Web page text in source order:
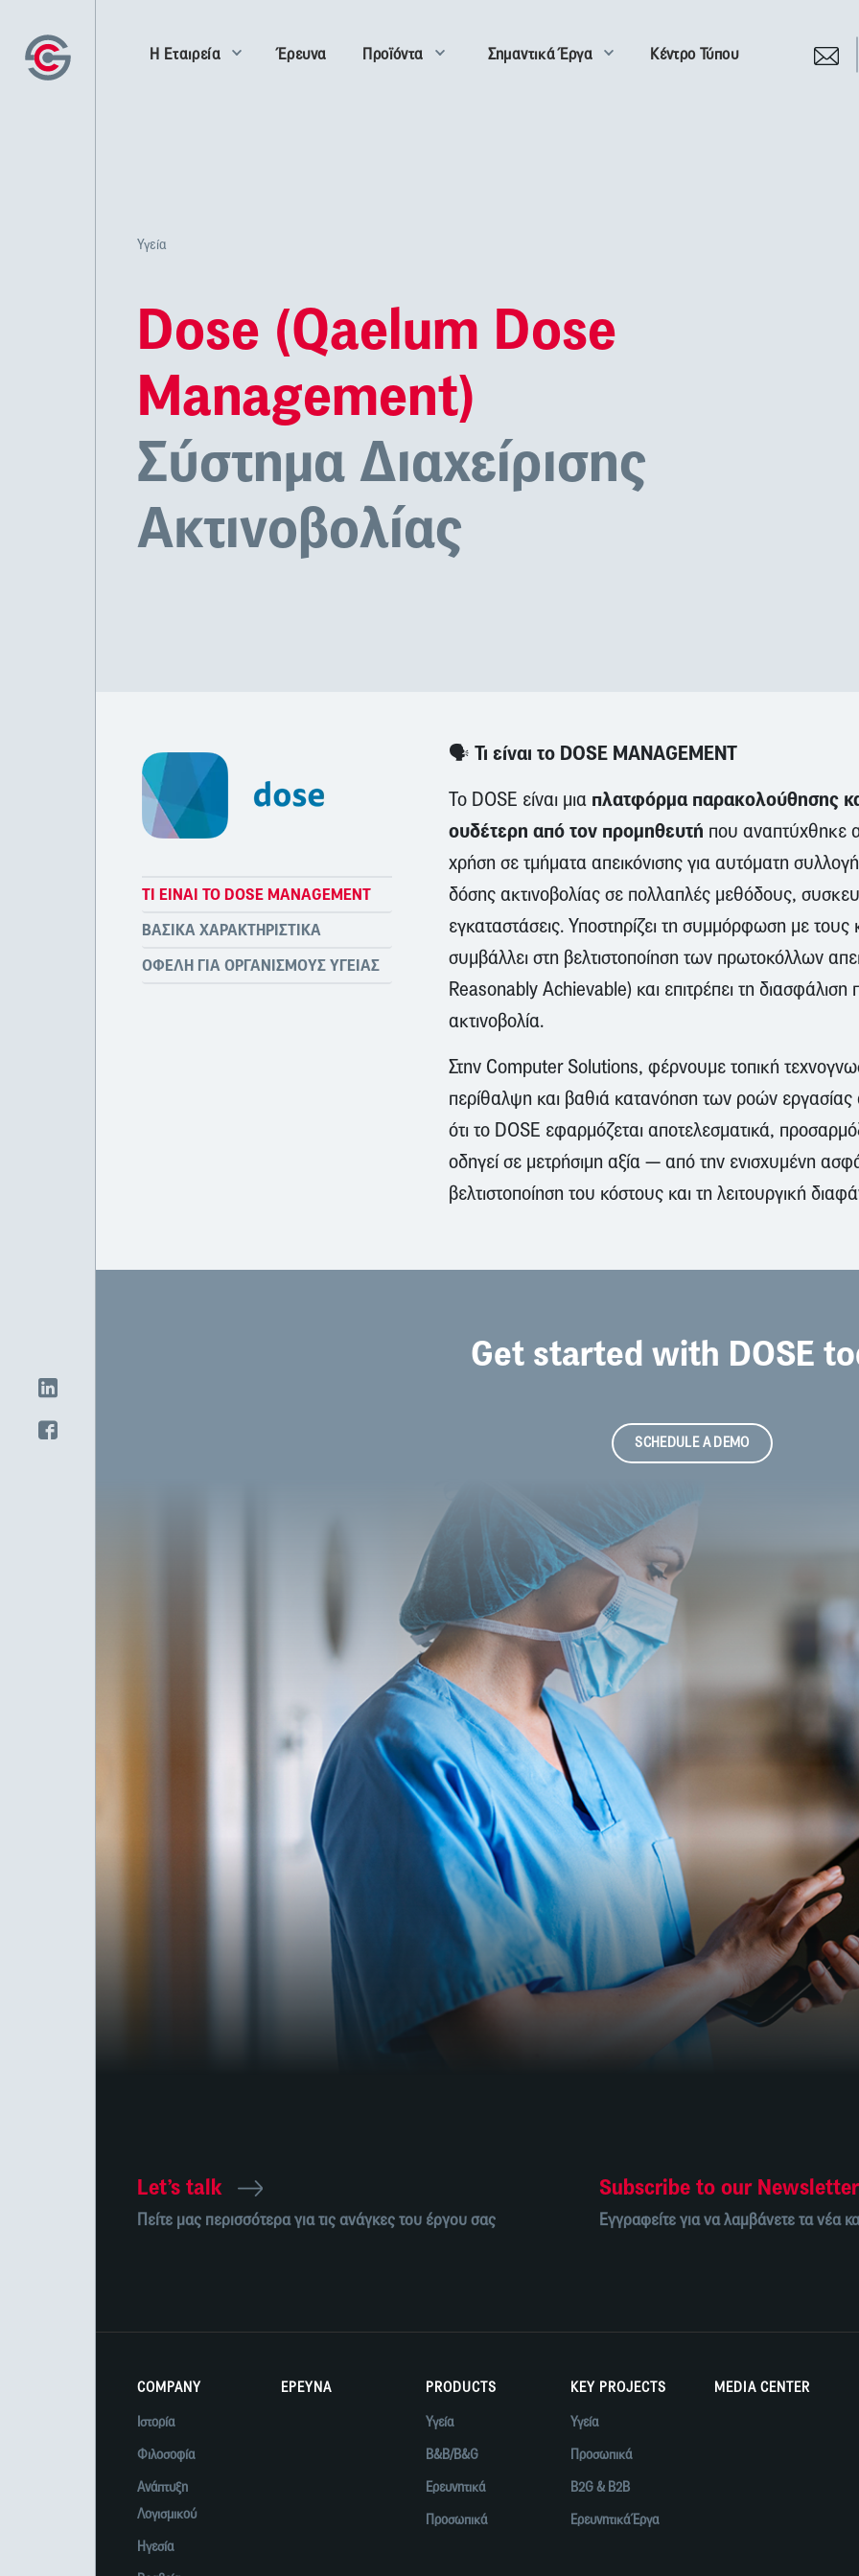
Η Εταιρεία Έρευνα Προϊόντα Σημαντικά Έργα Κέντρο Τύπου
Υγεία
Dose (Qaelum Dose
Management)
Σύστημα Διαχείρισης
Ακτινοβολίας
ΤΙ ΕΊΝΑΙ ΤΟ DOSE MANAGEMENT
ΒΑΣΙΚΆ ΧΑΡΑΚΤΗΡΙΣΤΙΚΆ
ΟΦΈΛΗ ΓΙΑ ΟΡΓΑΝΙΣΜΟΎΣ ΥΓΕΊΑΣ
🗣️ Τι είναι το DOSE MANAGEMENT
Το DOSE είναι μια πλατφόρμα παρακολούθησης
ουδέτερη από τον προμηθευτή που αναπτύχθηκε
χρήση σε τμήματα απεικόνισης για αυτόματη
δόσης ακτινοβολίας σε πολλαπλές μεθόδους,
εγκαταστάσεις. Υποστηρίζει τη συμμόρφωση με τους
συμβάλλει στη βελτιστοποίηση των πρωτοκόλλων
Reasonably Achievable) και επιτρέπει τη διασφάλιση
ακτινοβολία.
Στην Computer Solutions, φέρνουμε τοπική
περίθαλψη και βαθιά κατανόηση των ροών εργασίας
ότι το DOSE εφαρμόζεται αποτελεσματικά,
οδηγεί σε μετρήσιμη αξία — από την ενισχυμένη
βελτιστοποίηση του κόστους και τη λειτουργική
Get started with DOSE
SCHEDULE A DEMO
Let’s talk
Πείτε μας περισσότερα για τις ανάγκες του έργου σας
Subscribe to our Newsletter
Εγγραφείτε για να λαμβάνετε τα νέα
COMPANY
Ιστορία
Φιλοσοφία
Ανάπτυξη
Λογισμικού
Ηγεσία
ΕΡΕΥΝΑ PRODUCTS
Υγεία
B&B/B&G
Ερευνητικά
Προσωπικά
KEY PROJECTS
Υγεία
Προσωπικά
B2G & B2B
Ερευνητικά Έργα
MEDIA CENTER